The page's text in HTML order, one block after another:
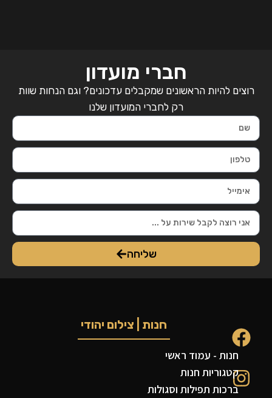
חברי מועדון
רוצים להיות הראשונים שמקבלים עדכונים? וגם הנחות שוות
רק לחברי המועדון שלנו
שליחה
חנות | צילום יהודי
חנות - עמוד ראשי
קטגוריות חנות
ברכות תפילות וסגולות